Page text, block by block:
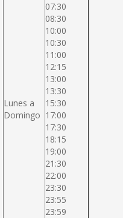
Lunes a
Domingo
07:30
08:30
10:00
10:30
11:00
12:15
13:00
13:30
15:30
17:00
17:30
18:15
19:00
21:30
22:00
23:30
23:55
23:59